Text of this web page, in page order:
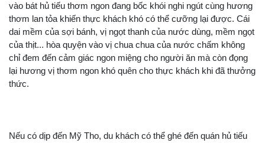
vào bát hủ tiếu thơm ngon đang bốc khói nghi ngút cùng hương
thơm lan tỏa khiến thực khách khó có thể cưỡng lại được. Cái
dai mềm của sợi bánh, vị ngọt thanh của nước dùng, mềm ngọt
của thịt... hòa quyện vào vị chua chua của nước chấm không
chỉ đem đến cảm giác ngon miệng cho người ăn mà còn đọng
lại hương vị thơm ngon khó quên cho thực khách khi đã thưởng
thức.
Nếu có dịp đến Mỹ Tho, du khách có thể ghé đến quán hủ tiếu